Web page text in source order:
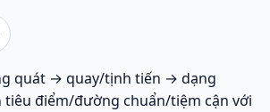
quát → quay/tịnh tiến → dạng
tiêu điểm/đường chuẩn/tiệm cận với